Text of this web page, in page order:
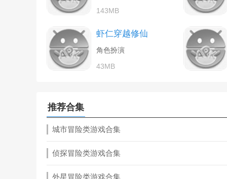
143MB
虾仁穿越修仙
角色扮演
43MB
推荐合集
城市冒险类游戏合集
侦探冒险类游戏合集
外星冒险类游戏合集